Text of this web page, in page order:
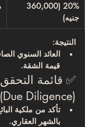
جنيه)
النتيجة:
العائد السنوي
قيمة الشقة.
✅ قائمة
(Due Diligence)
تأكد من ملكية
بالشهر العقاري.